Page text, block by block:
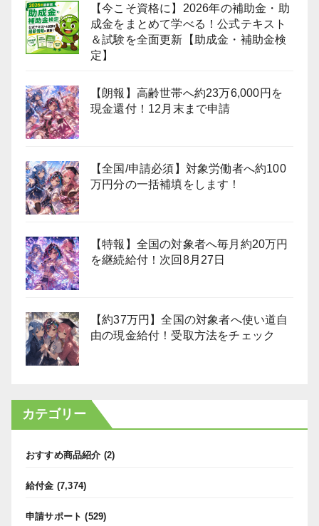
【今こそ資格に】2026年の補助金・助
成金をまとめて学べる！公式テキスト
＆試験を全面更新【助成金・補助金検
定】
【朗報】高齢世帯へ約23万6,000円を
現金還付！12月末まで申請
【全国/申請必須】対象労働者へ約100
万円分の一括補填をします！
【特報】全国の対象者へ毎月約20万円
を継続給付！次回8月27日
【約37万円】全国の対象者へ使い道自
由の現金給付！受取方法をチェック
カテゴリー
おすすめ商品紹介 (2)
給付金 (7,374)
申請サポート (529)